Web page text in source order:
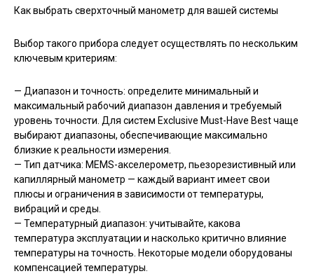
Как выбрать сверхточный манометр для вашей системы
Выбор такого прибора следует осуществлять по нескольким
ключевым критериям:
— Диапазон и точность: определите минимальный и
максимальный рабочий диапазон давления и требуемый
уровень точности. Для систем Exclusive Must-Have Best чаще
выбирают диапазоны, обеспечивающие максимально
близкие к реальности измерения.
— Тип датчика: MEMS-акселерометр, пьезорезистивный или
капиллярный манометр — каждый вариант имеет свои
плюсы и ограничения в зависимости от температуры,
вибраций и среды.
— Температурный диапазон: учитывайте, какова
температура эксплуатации и насколько критично влияние
температуры на точность. Некоторые модели оборудованы
компенсацией температуры.